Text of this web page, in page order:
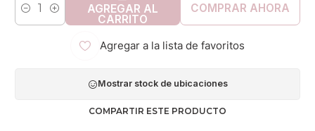
Cantidad AGREGAR AL
CARRITO
COMPRAR AHORA
Agregar a la lista de favoritos
Mostrar stock de ubicaciones
COMPARTIR ESTE PRODUCTO